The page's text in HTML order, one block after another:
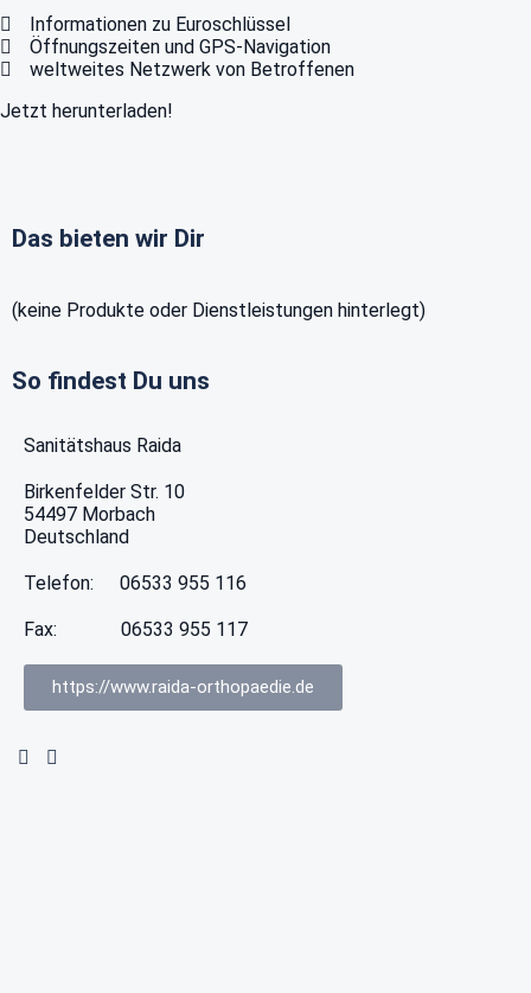
Informationen zu Euroschlüssel
Öffnungszeiten und GPS-Navigation
weltweites Netzwerk von Betroffenen
Jetzt herunterladen!
Das bieten wir Dir
(keine Produkte oder Dienstleistungen hinterlegt)
So findest Du uns
Sanitätshaus Raida
Birkenfelder Str. 10
54497 Morbach
Deutschland
Telefon: 06533 955 116
Fax: 06533 955 117
https://www.raida-orthopaedie.de